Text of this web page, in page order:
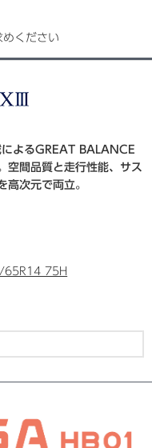
ください
よるGREAT BALANCE
空間品質と走行性能、サス
高次元で両立。
65R14 75H